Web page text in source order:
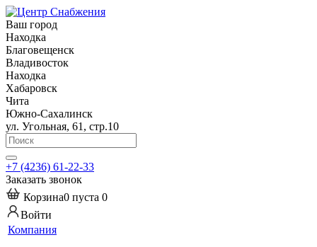
Ваш город
Находка
Благовещенск
Владивосток
Находка
Хабаровск
Чита
Южно-Сахалинск
ул. Угольная, 61, стр.10
+7 (4236) 61-22-33
Заказать звонок
Корзина0 пуста 0
Войти
Компания